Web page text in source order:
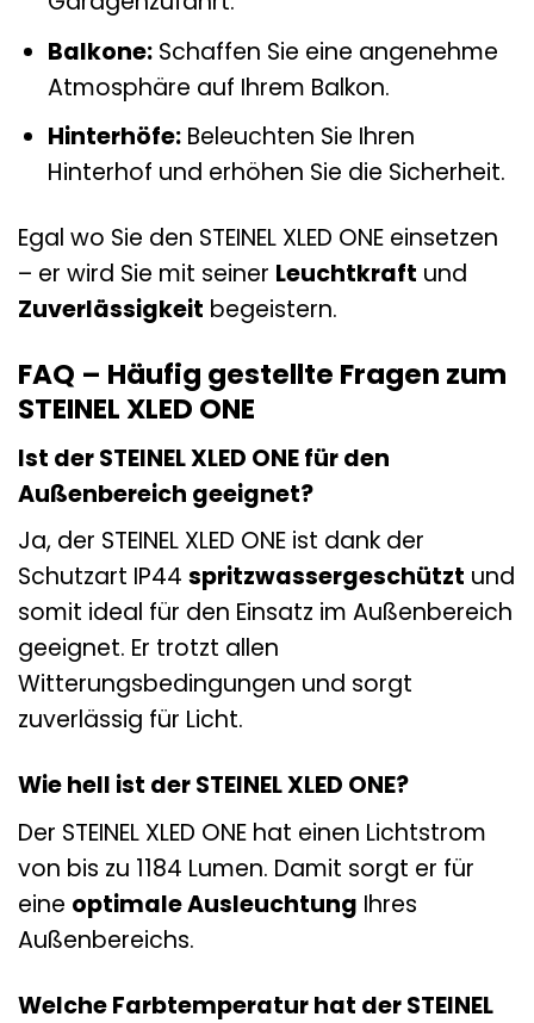
Balkone:Schaffen Sie eine angenehme
Atmosphäre auf Ihrem Balkon.
Hinterhöfe:Beleuchten Sie Ihren
Hinterhof und erhöhen Sie die Sicherheit.
Egal wo Sie den STEINEL XLED ONE einsetzen
– er wird Sie mit seiner Leuchtkraft und
Zuverlässigkeit begeistern.
FAQ – Häufig gestellte Fragen zum
STEINEL XLED ONE
Ist der STEINEL XLED ONE für den
Außenbereich geeignet?
Ja, der STEINEL XLED ONE ist dank der
Schutzart IP44 spritzwassergeschützt und
somit ideal für den Einsatz im Außenbereich
geeignet. Er trotzt allen
Witterungsbedingungen und sorgt
zuverlässig für Licht.
Wie hell ist der STEINEL XLED ONE?
Der STEINEL XLED ONE hat einen Lichtstrom
von bis zu 1184 Lumen. Damit sorgt er für
eine optimale Ausleuchtung Ihres
Außenbereichs.
Welche Farbtemperatur hat der STEINEL